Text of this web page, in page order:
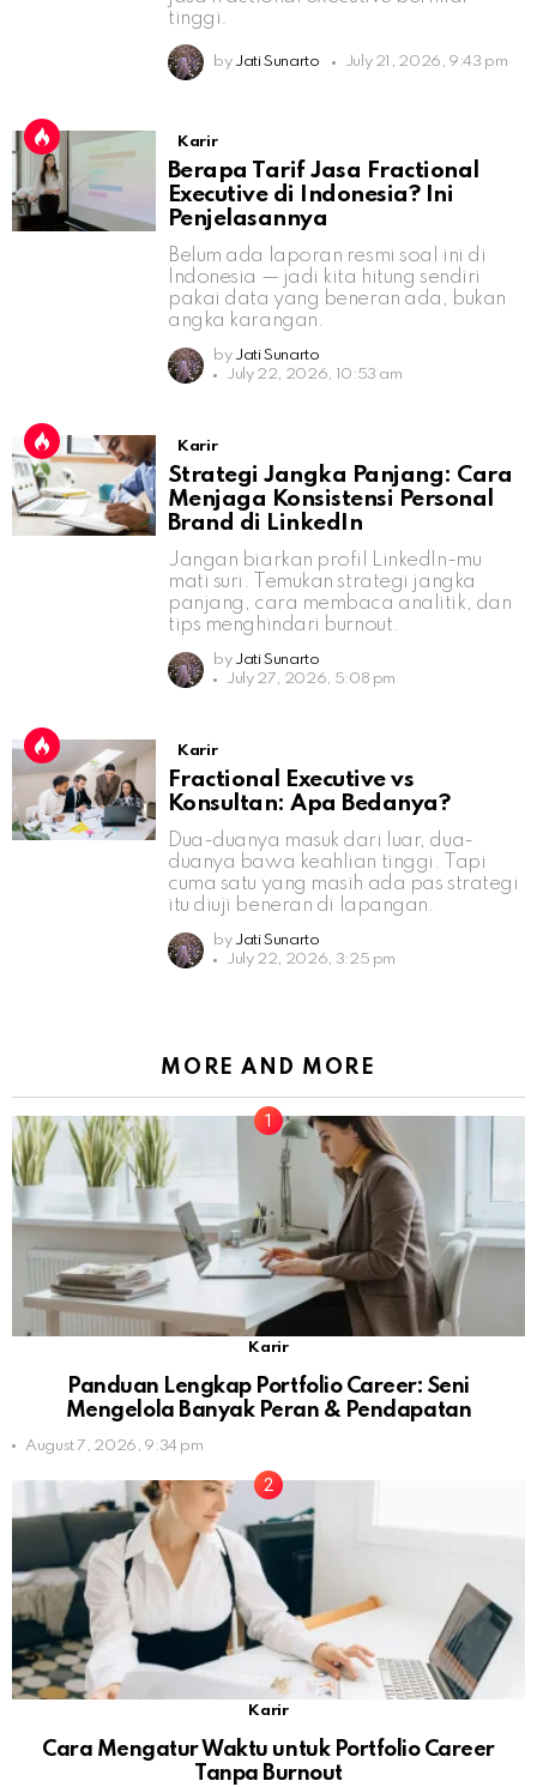
tinggi.
by Jati Sunarto July 21, 2026, 9:43 pm
Karir
Berapa Tarif Jasa Fractional
Executive di Indonesia? Ini
Penjelasannya
Belum ada laporan resmi soal ini di
Indonesia — jadi kita hitung sendiri
pakai data yang beneran ada, bukan
angka karangan.
by Jati Sunarto
July 22, 2026, 10:53 am
Karir
Strategi Jangka Panjang: Cara
Menjaga Konsistensi Personal
Brand di LinkedIn
Jangan biarkan profil LinkedIn-mu
mati suri. Temukan strategi jangka
panjang, cara membaca analitik, dan
tips menghindari burnout.
by Jati Sunarto
July 27, 2026, 5:08 pm
Karir
Fractional Executive vs
Konsultan: Apa Bedanya?
Dua-duanya masuk dari luar, dua-
duanya bawa keahlian tinggi. Tapi
cuma satu yang masih ada pas strategi
itu diuji beneran di lapangan.
by Jati Sunarto
July 22, 2026, 3:25 pm
MORE AND MORE
Karir
Panduan Lengkap Portfolio Career: Seni
Mengelola Banyak Peran & Pendapatan
August 7, 2026, 9:34 pm
Karir
Cara Mengatur Waktu untuk Portfolio Career
Tanpa Burnout